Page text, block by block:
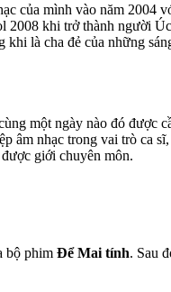
của mình vào năm 2004
khi trở thành người
là cha đẻ của những
một ngày nào đó được
nhạc trong vai trò ca
giới chuyên môn.
bộ phim Để Mai tính. Sau